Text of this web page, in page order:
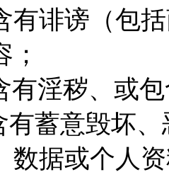
有诽谤（包
有淫秽、或
有蓄意毁坏
数据或个人